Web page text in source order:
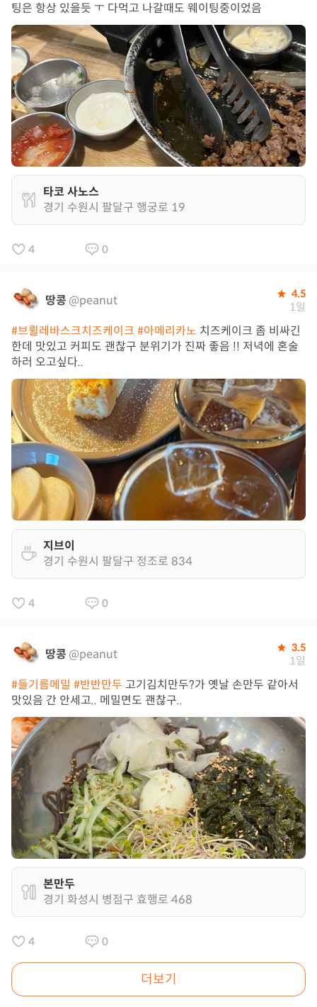
팅은 항상 있을듯 ㅜ 다먹고 나갈때도 웨이팅중이었음
타코 사노스
경기 수원시 팔달구 행궁로 19
4 0
땅콩 @peanut 4.5
1일
#브륄레바스크치즈케이크 #아메리카노 치즈케이크 좀 비싸긴
한데 맛있고 커피도 괜찮구 분위기가 진짜 좋음 !! 저녁에 혼술
하러 오고싶다..
지브이
경기 수원시 팔달구 정조로 834
4 0
땅콩 @peanut 3.5
1일
#들기름메밀 #반반만두 고기김치만두?가 옛날 손만두 같아서
맛있음 간 안세고.. 메밀면도 괜찮구..
본만두
경기 화성시 병점구 효행로 468
4 0
더보기